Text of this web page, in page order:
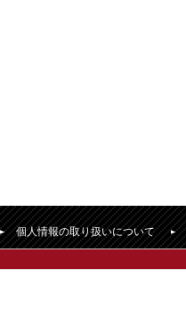
個人情報の取り扱いについて